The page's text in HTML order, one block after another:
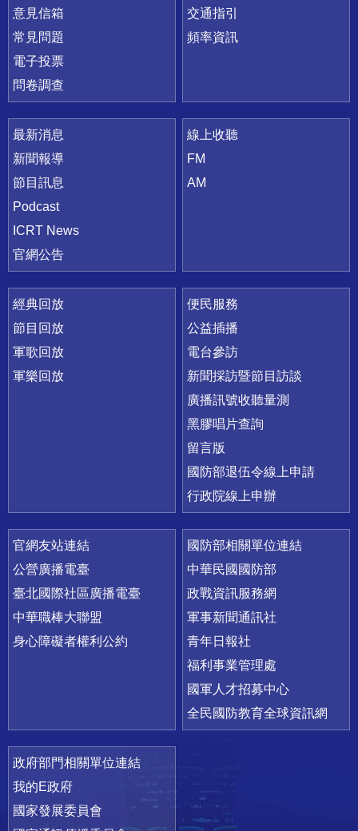
意見信箱
常見問題
電子投票
問卷調查
交通指引
頻率資訊
最新消息
新聞報導
節目訊息
Podcast
ICRT News
官網公告
線上收聽
FM
AM
經典回放
節目回放
軍歌回放
軍樂回放
便民服務
公益插播
電台參訪
新聞採訪暨節目訪談
廣播訊號收聽量測
黑膠唱片查詢
留言版
國防部退伍令線上申請
行政院線上申辦
官網友站連結
公營廣播電臺
臺北國際社區廣播電臺
中華職棒大聯盟
身心障礙者權利公約
國防部相關單位連結
中華民國國防部
政戰資訊服務網
軍事新聞通訊社
青年日報社
福利事業管理處
國軍人才招募中心
全民國防教育全球資訊網
政府部門相關單位連結
我的E政府
國家發展委員會